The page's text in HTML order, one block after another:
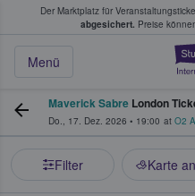
Der Marktplatz für
abgesichert. Preise
Menü
Tickets kaufen &
Maverick Sabre London
Do., 17. Dez. 2026 • 19:00 at O2
Filter Karte